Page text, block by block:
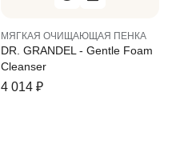
МЯГКАЯ ОЧИЩАЮЩАЯ ПЕНКА
DR. GRANDEL - Gentle Foam
Cleanser
4 014 ₽